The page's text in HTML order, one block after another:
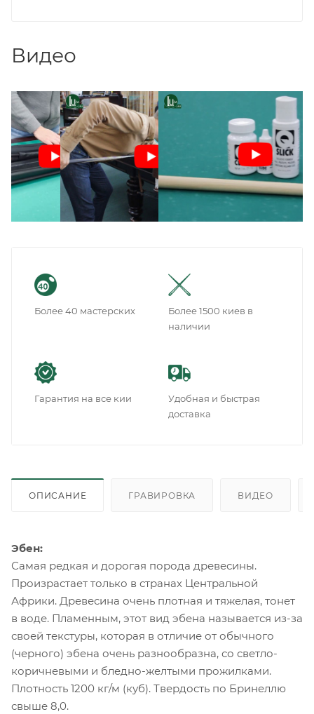
Видео
Более 40 мастерских
Более 1500 киев в
наличии
Гарантия на все кии
Удобная и быстрая
доставка
ОПИСАНИЕ ГРАВИРОВКА ВИДЕО
Эбен:
Самая редкая и дорогая порода древесины.
Произрастает только в странах Центральной
Африки. Древесина очень плотная и тяжелая, тонет
в воде. Пламенным, этот вид эбена называется из-за
своей текстуры, которая в отличие от обычного
(черного) эбена очень разнообразна, со светло-
коричневыми и бледно-желтыми прожилками.
Плотность 1200 кг/м (куб). Твердость по Бринеллю
свыше 8,0.